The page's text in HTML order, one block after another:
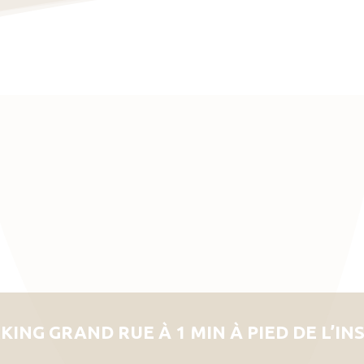
GRAND RUE À 1 MIN À PIED DE